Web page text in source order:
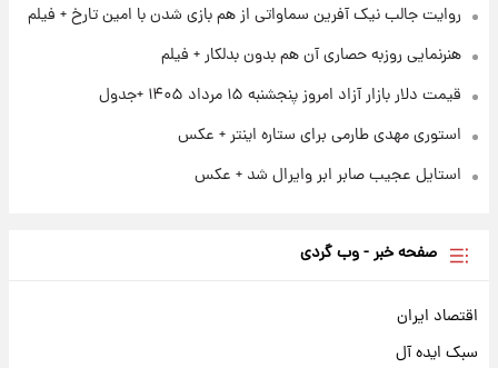
روایت جالب نیک آفرین سماواتی از هم بازی شدن با امین تارخ + فیلم
هنرنمایی روزبه حصاری آن هم بدون بدلکار + فیلم
قیمت دلار بازار آزاد امروز پنجشنبه ۱۵ مرداد ۱۴۰۵ +جدول
استوری مهدی طارمی برای ستاره اینتر + عکس
استایل عجیب صابر ابر وایرال شد + عکس
صفحه خبر - وب گردی
اقتصاد ایران
سبک ایده آل